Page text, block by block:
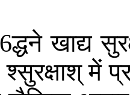
द्धने खाद्य
श्सुरक्षाश् में